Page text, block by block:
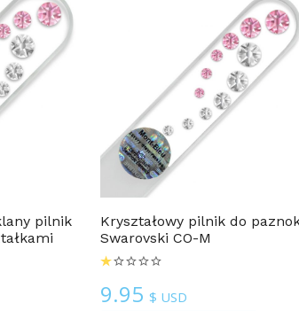
pilnik
Kryształowy pilnik do
Swarovski CO-M
9.95$ USD
Pilnik Do Paznokci ZESTAWY